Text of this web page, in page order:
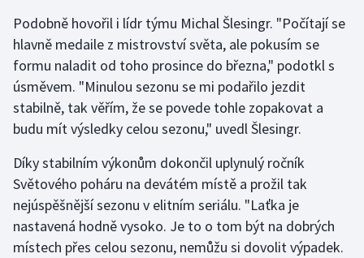
Krasobruslení
Lezení
Lyže a snowboard
Moderní pětiboj
Motorsport
Olympijské hry
Podobně hovořil i lídr týmu Michal Šlesingr. "Počítají se
hlavně medaile z mistrovství světa, ale pokusím se
formu naladit od toho prosince do března," podotkl s
úsměvem. "Minulou sezonu se mi podařilo jezdit
stabilně, tak věřím, že se povede tohle zopakovat a
budu mít výsledky celou sezonu," uvedl Šlesingr.
Díky stabilním výkonům dokončil uplynulý ročník
Světového poháru na devátém místě a prožil tak
nejúspěšnější sezonu v elitním seriálu. "Laťka je
nastavená hodně vysoko. Je to o tom být na dobrých
místech přes celou sezonu, nemůžu si dovolit výpadek.